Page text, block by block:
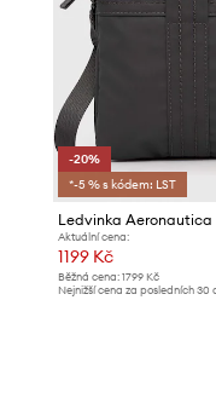
-20%
*-5 % s kódem: LST
Ledvinka
Aktuální cena:
1199 Kč
Běžná cena: 1799 Kč
Nejnižší cena za posledních